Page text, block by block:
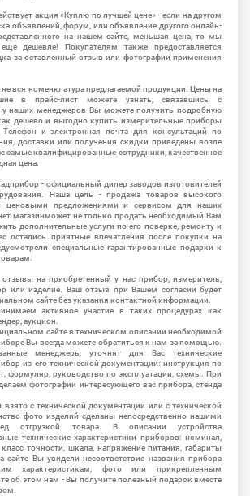
акция «Куплю по лучшей цене» - если на другом
объявлений, форум, или объявление другого онлайн-
на нашем сайте, меньшая цена, то мы
дешевле! Покупателям также предоставляется
за оставленный отзыв или фотографии применения
не вся номенклатура предлагаемой продукции. Цены на
в прайс-лист можете узнать, связавшись с
наших менеджеров Вы можете получить подробную
дешево и выгодно купить измерительные приборы
и электронная почта для консультаций по
доставки или получения скидки приведены возле
самые квалифицированные сотрудники, качественное
цена.
- официальный дилер заводов изготовителей
Наша цель - продажа товаров высокого
ценовыми предложениями и сервисом для наших
магазинможет не только продать необходимый Вам
дополнительные услуги по его поверке, ремонту и
остались приятные впечатления после покупки на
специальные гарантированные подарки к
на приобретенный у нас прибор, измеритель,
или изделие. Ваш отзыв при Вашем согласии будет
сайте без указания контактной информации.
активное участие в таких процедурах как
аукцион.
сайте в техническом описании необходимой
Вы всегда можете обратиться к нам за помощью.
менеджеры уточнят для Вас технические
из его технической документации: инструкция по
формуляр, руководство по эксплуатации, схемы. При
фотографии интересующего вас прибора, стенда
с технической документации или с технической
фото изделий сделаны непосредственно нашими
отгрузкой товара. В описании устройства
технические характеристики приборов: номинал,
точности, шкала, напряжение питания, габариты
сайте Вы увидели несоответствие названия прибора
характеристикам, фото или прикрепленным
об этом нам - Вы получите полезный подарок вместе